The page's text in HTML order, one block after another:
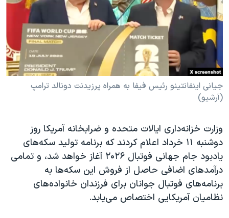
فرهنگ و زندگی
حقوق شهروندی
اقتصادی
علم و فناوری
اسرائیل در جنگ
گالری عکس
مستندها
انتخابات ریاست جمهوری آمریکا ۲۰۲۴
حمله جمهوری اسلامی به اسرائیل
ورزش زنان در ایران
اعتراضات زن، زندگی، آزادی
تریبونال مردمی آبان ۹۸
دادگاه حمید نوری
چهل سال گروگان‌گیری
قانون شفافیت دارائی کادر رهبری ایران
دنبال کنید
زبانهای مختلف
جیانی اینفانتینو رئیس فیفا به همراه پرزیدنت دونالد ترامپ
(آرشیو)
وزارت خزانه‌داری ایالات متحده و ضرابخانه آمریکا روز
دوشنبه ۱۱ خرداد اعلام کردند که برنامه تولید سکه‌های
یادبود جام جهانی فوتبال ۲۰۲۶ آغاز خواهد شد، و تمامی
درآمدهای اضافی حاصل از فروش این سکه‌ها به
برنامه‌های فوتبال جوانان برای فرزندان خانواده‌های
نظامیان آمریکایی اختصاص می‌یابد.